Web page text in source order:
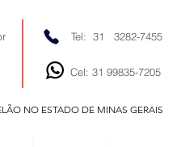
Tel: 31 3282-7455
Cel: 31 99835-7205
NO ESTADO DE MINAS GERAIS